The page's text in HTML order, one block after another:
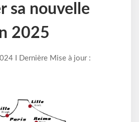
sa nouvelle
2025
I Dernière Mise à jour :